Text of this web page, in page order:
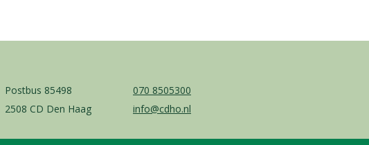
Postbus 85498
2508 CD Den Haag
070 8505300
info@cdho.nl